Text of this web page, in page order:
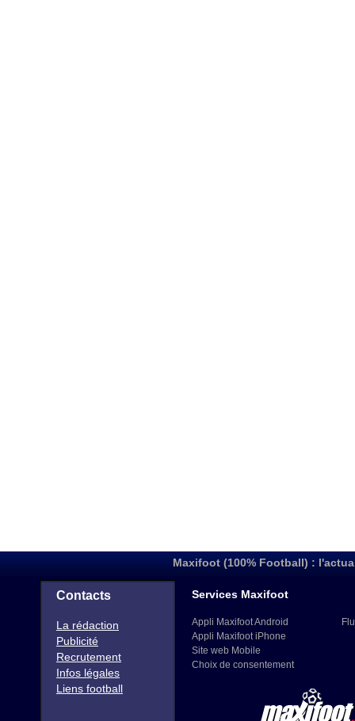
Maxifoot (100% Football) :
Contacts
La rédaction
Publicité
Recrutement
Infos légales
Liens football
Services Maxifoot
Appli Maxifoot Android
Appli Maxifoot iPhone
Site web Mobile
Choix de consentement